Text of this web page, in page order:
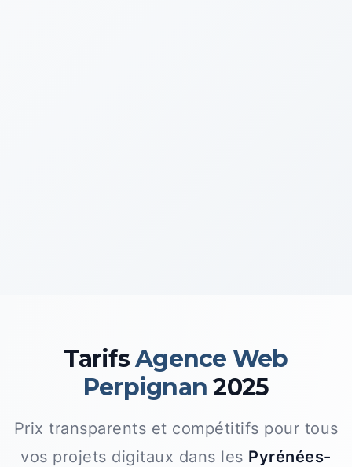
TarifsAgence Web
Perpignan 2025
Prix transparents et compétitifs pour tous
vos projets digitaux dans les Pyrénées-